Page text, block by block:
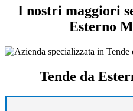
I nostri maggiori
Esterno
Tende da